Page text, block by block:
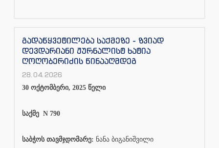
გადაწყვეტილება საქმეზე - ზვიად
დევდარიანი ჟურნალისტ ხატია
ღოღობერიძის წინააღმდეგ
28.04.2026
30 ოქტომბერი, 2025 წელი
საქმე N 790
საბჭოს თავმჯდომარე: ნანა ბიგანიშვილი